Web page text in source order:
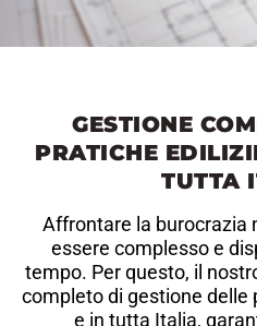
GESTIONE
PRATICHE
TUTTA
Affrontare la burocrazia
essere complesso e
tempo. Per questo, il
completo di gestione delle
e in tutta Italia,